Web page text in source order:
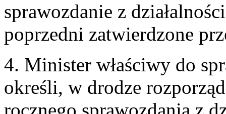
sprawozdanie z
poprzedni zatwierdzone
4. Minister właściwy do
określi, w drodze